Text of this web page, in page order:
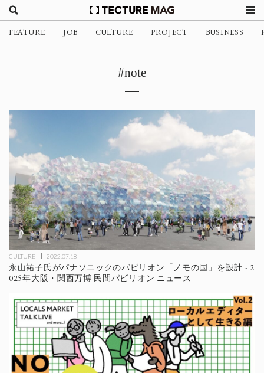
FEATURE JOB CULTURE PROJECT BUSINESS
#note
CULTURE 2022.07.18
永山祐子氏がパナソニックのパビリオン「ノモの国」を設計 - 2
025年大阪・関西万博 民間パビリオン ニュース